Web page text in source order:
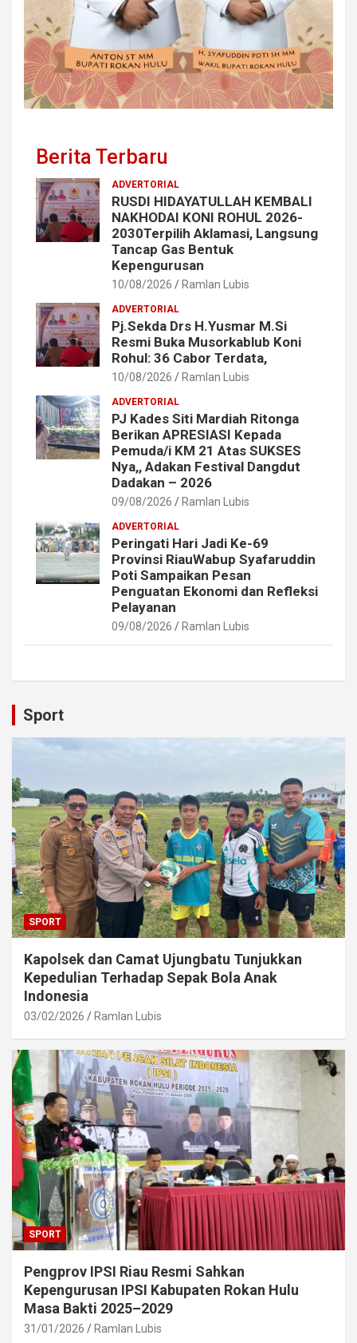
Berita Terbaru
ADVERTORIAL
RUSDI HIDAYATULLAH KEMBALI
NAKHODAI KONI ROHUL 2026-
2030Terpilih Aklamasi, Langsung
Tancap Gas Bentuk
Kepengurusan
10/08/2026 Ramlan Lubis
ADVERTORIAL
Pj.Sekda Drs H.Yusmar M.Si
Resmi Buka Musorkablub Koni
Rohul: 36 Cabor Terdata,
10/08/2026 Ramlan Lubis
ADVERTORIAL
PJ Kades Siti Mardiah Ritonga
Berikan APRESIASI Kepada
Pemuda/i KM 21 Atas SUKSES
Nya,, Adakan Festival Dangdut
Dadakan – 2026
09/08/2026 Ramlan Lubis
ADVERTORIAL
Peringati Hari Jadi Ke-69
Provinsi RiauWabup Syafaruddin
Poti Sampaikan Pesan
Penguatan Ekonomi dan Refleksi
Pelayanan
09/08/2026 Ramlan Lubis
Sport
SPORT
Kapolsek dan Camat Ujungbatu Tunjukkan
Kepedulian Terhadap Sepak Bola Anak
Indonesia
03/02/2026 Ramlan Lubis
SPORT
Pengprov IPSI Riau Resmi Sahkan
Kepengurusan IPSI Kabupaten Rokan Hulu
Masa Bakti 2025–2029
31/01/2026 Ramlan Lubis